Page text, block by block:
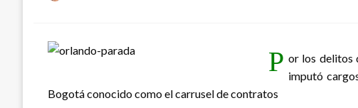
P or los delitos
imputó
Bogotá conocido como el carrusel de contratos